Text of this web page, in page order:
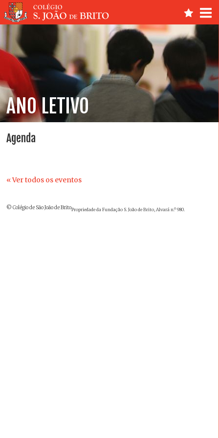
ANO LETIVO
Agenda
« Ver todos os eventos
© Colégio de São João de BritoPropriedade da Fundação S. João de Brito, Alvará n.º 980.